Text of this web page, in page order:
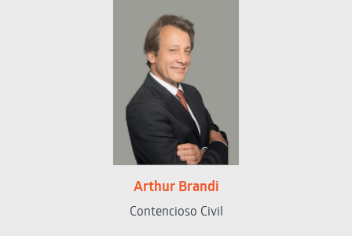
Arthur Brandi
Contencioso Civil